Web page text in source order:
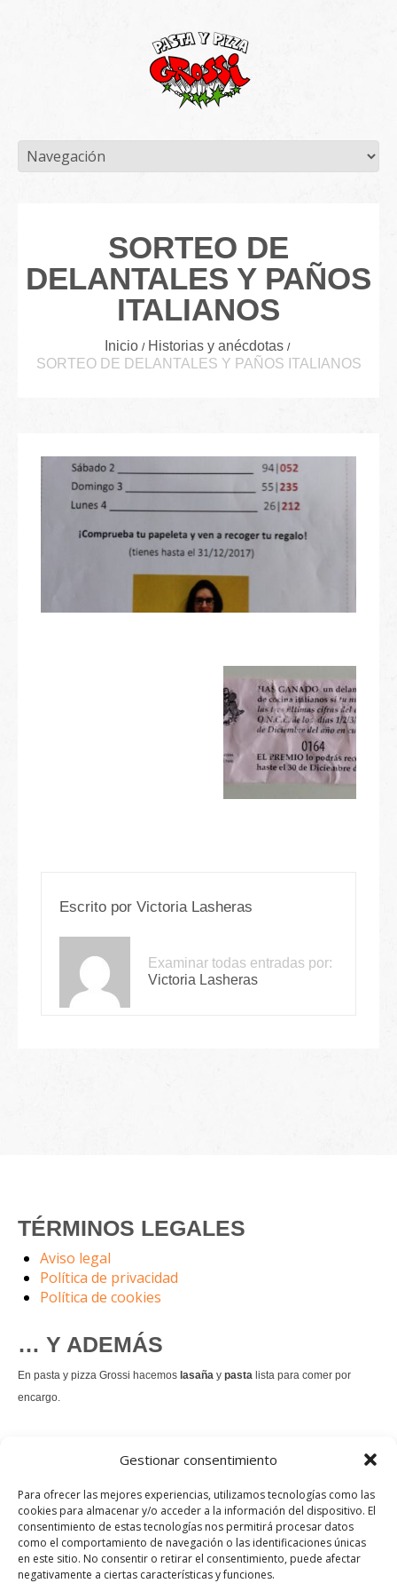
Gestionar consentimiento
Para ofrecer las mejores experiencias, utilizamos tecnologías como las
cookies para almacenar y/o acceder a la información del dispositivo. El
consentimiento de estas tecnologías nos permitirá procesar datos
como el comportamiento de navegación o las identificaciones únicas
en este sitio. No consentir o retirar el consentimiento, puede afectar
negativamente a ciertas características y funciones.
SORTEO DE
DELANTALES Y PAÑOS
ITALIANOS
Inicio
Historias y anécdotas
SORTEO DE DELANTALES Y PAÑOS ITALIANOS
Escrito por Victoria Lasheras
Examinar todas entradas por:
Victoria Lasheras
TÉRMINOS LEGALES
Aviso legal
Política de privacidad
Política de cookies
… Y ADEMÁS
En pasta y pizza Grossi hacemos lasaña y pasta lista para comer por
encargo.
es un permanente.
Pedir comida Just eat
Instagram
Facebook
TikTok